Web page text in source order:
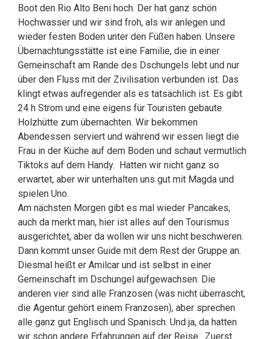
Boot den Rio Alto Beni hoch. Der hat ganz schön
Hochwasser und wir sind froh, als wir anlegen und
wieder festen Boden unter den Füßen haben. Unsere
Übernachtungsstätte ist eine Familie, die in einer
Gemeinschaft am Rande des Dschungels lebt und nur
über den Fluss mit der Zivilisation verbunden ist. Das
klingt etwas aufregender als es tatsächlich ist. Es gibt
24 h Strom und eine eigens für Touristen gebaute
Holzhütte zum übernachten. Wir bekommen
Abendessen serviert und während wir essen liegt die
Frau in der Küche auf dem Boden und schaut vermutlich
Tiktoks auf dem Handy. Hatten wir nicht ganz so
erwartet, aber wir unterhalten uns gut mit Magda und
spielen Uno.
Am nächsten Morgen gibt es mal wieder Pancakes,
auch da merkt man, hier ist alles auf den Tourismus
ausgerichtet, aber da wollen wir uns nicht beschweren.
Dann kommt unser Guide mit dem Rest der Gruppe an.
Diesmal heißt er Amilcar und ist selbst in einer
Gemeinschaft im Dschungel aufgewachsen. Die
anderen vier sind alle Franzosen (was nicht überrascht,
die Agentur gehört einem Franzosen), aber sprechen
alle ganz gut Englisch und Spanisch. Und ja, da hatten
wir schon andere Erfahrungen auf der Reise. Zuerst